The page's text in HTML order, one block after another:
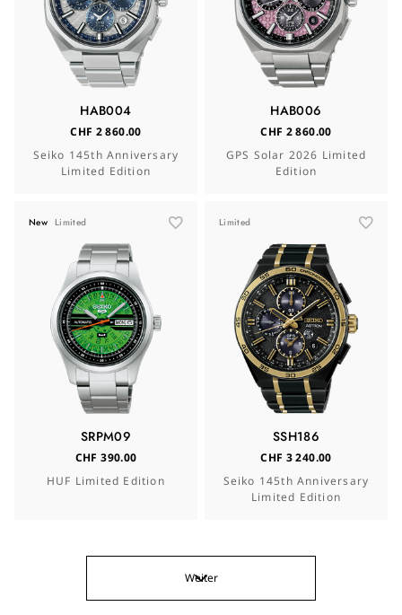
HAB004
CHF 2 860.00
Seiko 145th Anniversary
Limited Edition
HAB006
CHF 2 860.00
GPS Solar 2026 Limited
Edition
New Limited
SRPM09
CHF 390.00
HUF Limited Edition
Limited
SSH186
CHF 3 240.00
Seiko 145th Anniversary
Limited Edition
Weiter